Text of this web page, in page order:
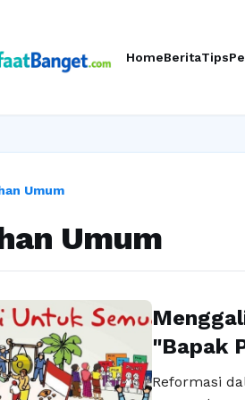
HomeBeritaTips
Umum
Umum
"Bapak
Reformasi